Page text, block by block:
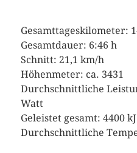
Gesamttageskilometer:
Gesamtdauer: 6:46 h
Schnitt: 21,1 km/h
Höhenmeter: ca. 3431
Durchschnittliche
Watt
Geleistet gesamt: 4400 kJ
Durchschnittliche